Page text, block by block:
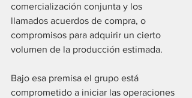
comercialización conjunta y los
llamados acuerdos de compra, o
compromisos para adquirir un cierto
volumen de la producción estimada.
Bajo esa premisa el grupo está
comprometido a iniciar las operaciones